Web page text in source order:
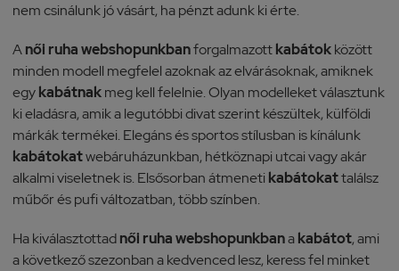
nem csinálunk jó vásárt, ha pénzt adunk ki érte.
Anői ruha webshopunkbanforgalmazottkabátokközött
minden modell megfelel azoknak az elvárásoknak, amiknek
egykabátnakmeg kell felelnie. Olyan modelleket választunk
ki eladásra, amik a legutóbbi divat szerint készültek, külföldi
márkák termékei. Elegáns és sportos stílusban is kínálunk
kabátokatwebáruházunkban, hétköznapi utcai vagy akár
alkalmi viseletnek is. Elsősorban átmeneti kabátokattalálsz
műbőr és pufi változatban, több színben.
Ha kiválasztottadnői ruha webshopunkbanakabátot, ami
a következő szezonban a kedvenced lesz, keress fel minket